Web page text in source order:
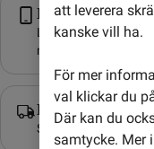
Mobiltelefoni
Läs om eSIM,
mobilfunktioner.
Leverans
Spåra ditt paket
att leverera
kanske vill ha.
För mer
val klickar du
Där kan du
samtycke. Mer